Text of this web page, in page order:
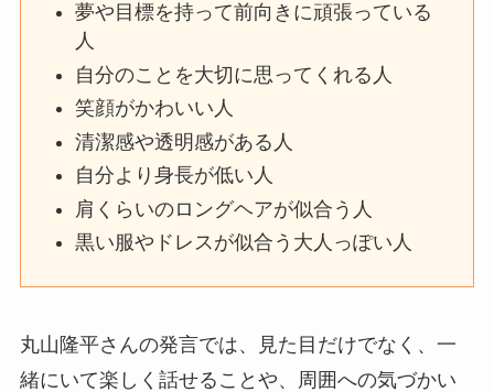
夢や目標を持って前向きに頑張っている
人
自分のことを大切に思ってくれる人
笑顔がかわいい人
清潔感や透明感がある人
自分より身長が低い人
肩くらいのロングヘアが似合う人
黒い服やドレスが似合う大人っぽい人
丸山隆平さんの発言では、見た目だけでなく、一
緒にいて楽しく話せることや、周囲への気づかい